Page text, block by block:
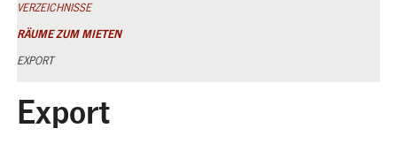
VERZEICHNISSE
RÄUME ZUM MIETEN
EXPORT
Export